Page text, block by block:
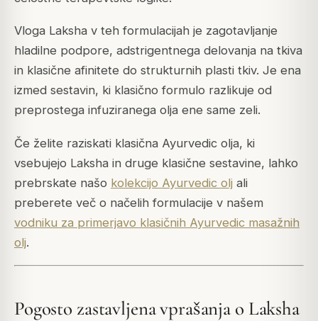
Vloga Laksha v teh formulacijah je zagotavljanje
hladilne podpore, adstrigentnega delovanja na tkiva
in klasične afinitete do strukturnih plasti tkiv. Je ena
izmed sestavin, ki klasično formulo razlikuje od
preprostega infuziranega olja ene same zeli.
Če želite raziskati klasična Ayurvedic olja, ki
vsebujejo Laksha in druge klasične sestavine, lahko
prebrskate našo kolekcijo Ayurvedic olj ali
preberete več o načelih formulacije v našem
vodniku za primerjavo klasičnih Ayurvedic masažnih
olj.
Pogosto zastavljena vprašanja o Laksha